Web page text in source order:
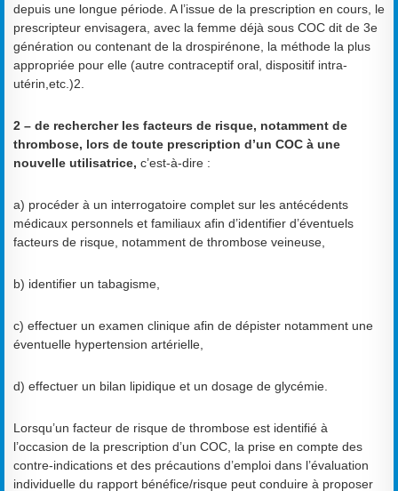
depuis une longue période. A l’issue de la prescription en cours, le
prescripteur envisagera, avec la femme déjà sous COC dit de 3e
génération ou contenant de la drospirénone, la méthode la plus
appropriée pour elle (autre contraceptif oral, dispositif intra-
utérin,etc.)2.
2 – de rechercher les facteurs de risque, notamment de
thrombose, lors de toute prescription d’un COC à une
nouvelle utilisatrice, c’est-à-dire :
a) procéder à un interrogatoire complet sur les antécédents
médicaux personnels et familiaux afin d’identifier d’éventuels
facteurs de risque, notamment de thrombose veineuse,
b) identifier un tabagisme,
c) effectuer un examen clinique afin de dépister notamment une
éventuelle hypertension artérielle,
d) effectuer un bilan lipidique et un dosage de glycémie.
Lorsqu’un facteur de risque de thrombose est identifié à
l’occasion de la prescription d’un COC, la prise en compte des
contre-indications et des précautions d’emploi dans l’évaluation
individuelle du rapport bénéfice/risque peut conduire à proposer